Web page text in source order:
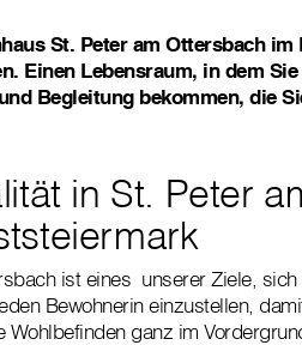
St. Peter am Ottersbach im
Einen Lebensraum, in dem
Begleitung bekommen, die
in St. Peter
ist eines unserer Ziele,
Bewohnerin einzustellen,
ganz im